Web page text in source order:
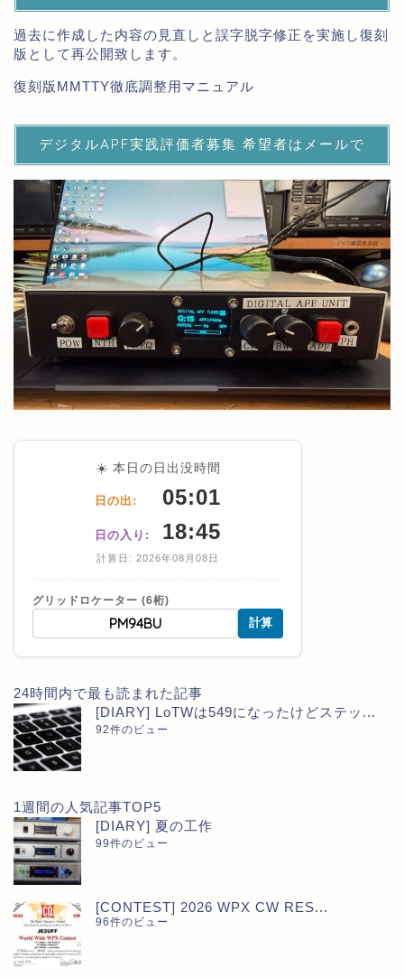
過去に作成した内容の見直しと誤字脱字修正を実施し復刻
版として再公開致します。
復刻版MMTTY徹底調整用マニュアル
デジタルAPF実践評価者募集 希望者はメールで
☀️ 本日の日出没時間
日の出: 05:01
日の入り: 18:45
計算日: 2026年08月08日
グリッドロケーター (6桁)
計算
24時間内で最も読まれた記事
[DIARY] LoTWは549になったけどステッ...
92件のビュー
1週間の人気記事TOP5
[DIARY] 夏の工作
99件のビュー
[CONTEST] 2026 WPX CW RES...
96件のビュー